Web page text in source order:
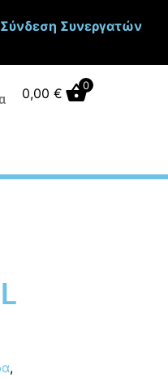
Σύνδεση Συνεργατών
0,00 € 0
,